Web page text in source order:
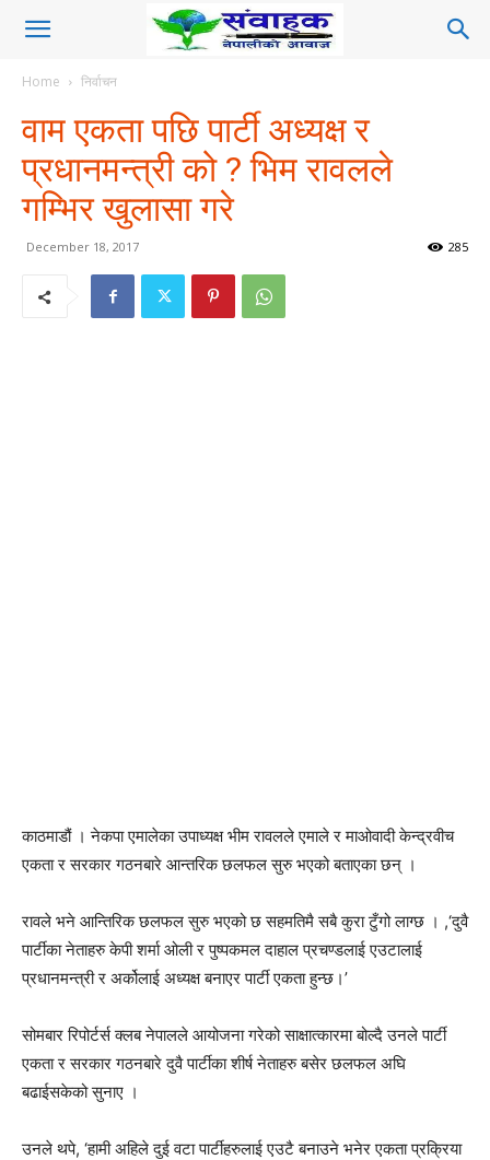
Home निर्वाचन
वाम एकता पछि पार्टी अध्यक्ष र
प्रधानमन्त्री को ? भिम रावलले
गम्भिर खुलासा गरे
December 18, 2017 285
काठमाडौं । नेकपा एमालेका उपाध्यक्ष भीम रावलले एमाले र माओवादी केन्द्रवीच
एकता र सरकार गठनबारे आन्तरिक छलफल सुरु भएको बताएका छन् ।
रावले भने आन्तिरिक छलफल सुरु भएको छ सहमतिमै सबै कुरा टुँगो लाग्छ । ,‘दुवै
पार्टीका नेताहरु केपी शर्मा ओली र पुष्पकमल दाहाल प्रचण्डलाई एउटालाई
प्रधानमन्त्री र अर्कोलाई अध्यक्ष बनाएर पार्टी एकता हुन्छ।’
सोमबार रिपोर्टर्स क्लब नेपालले आयोजना गरेको साक्षात्कारमा बोल्दै उनले पार्टी
एकता र सरकार गठनबारे दुवै पार्टीका शीर्ष नेताहरु बसेर छलफल अघि
बढाईसकेको सुनाए ।
उनले थपे, ‘हामी अहिले दुई वटा पार्टीहरुलाई एउटै बनाउने भनेर एकता प्रक्रिया